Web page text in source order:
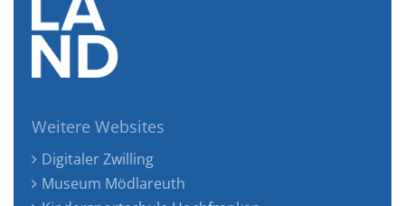
Weitere Websites
Digitaler Zwilling
Museum Mödlareuth